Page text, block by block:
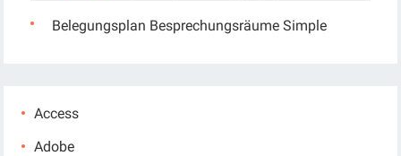
Belegungsplan Besprechungsräume Simple
Access
Adobe